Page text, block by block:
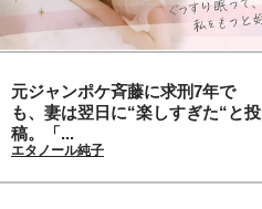
元ジャンポケ斉藤に求刑7年で
も、妻は翌日に“楽しすぎた“と投
稿。「...
エタノール純子